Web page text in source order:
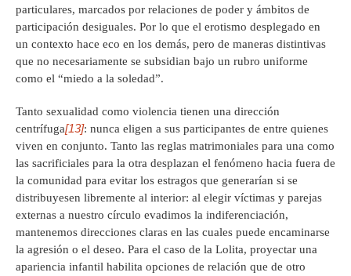
particulares, marcados por relaciones de poder y ámbitos de
participación desiguales. Por lo que el erotismo desplegado en
un contexto hace eco en los demás, pero de maneras distintivas
que no necesariamente se subsidian bajo un rubro uniforme
como el “miedo a la soledad”.
Tanto sexualidad como violencia tienen una dirección
centrífuga[13]: nunca eligen a sus participantes de entre quienes
viven en conjunto. Tanto las reglas matrimoniales para una como
las sacrificiales para la otra desplazan el fenómeno hacia fuera de
la comunidad para evitar los estragos que generarían si se
distribuyesen libremente al interior: al elegir víctimas y parejas
externas a nuestro círculo evadimos la indiferenciación,
mantenemos direcciones claras en las cuales puede encaminarse
la agresión o el deseo. Para el caso de la Lolita, proyectar una
apariencia infantil habilita opciones de relación que de otro